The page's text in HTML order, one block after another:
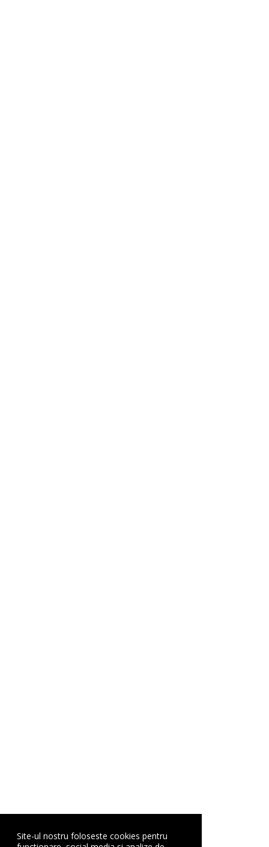
Site-ul nostru foloseste cookies pentru